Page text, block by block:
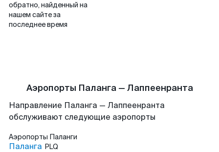
обратно, найденный на
нашем сайте за
последнее время
Аэропорты Паланга — Лаппеенранта
Направление Паланга — Лаппеенранта
обслуживают следующие аэропорты
Аэропорты Паланги
Паланга PLQ